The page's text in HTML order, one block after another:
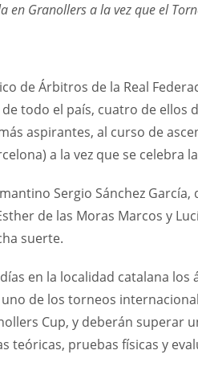
en Granollers a la vez que el
de Árbitros de la Real
todo el país, cuatro de ellos
aspirantes, al curso de
a la vez que se celebra
Sergio Sánchez
de las Moras Marcos y
suerte.
en la localidad catalana
de los torneos
Cup, y deberán superar
teóricas, pruebas físicas y